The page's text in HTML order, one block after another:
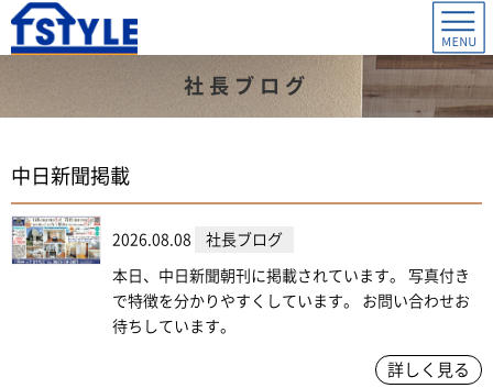
社長ブログ
中日新聞掲載
2026.08.08 社長ブログ
本日、中日新聞朝刊に掲載されています。 写真付き
で特徴を分かりやすくしています。 お問い合わせお
待ちしています。
詳しく見る